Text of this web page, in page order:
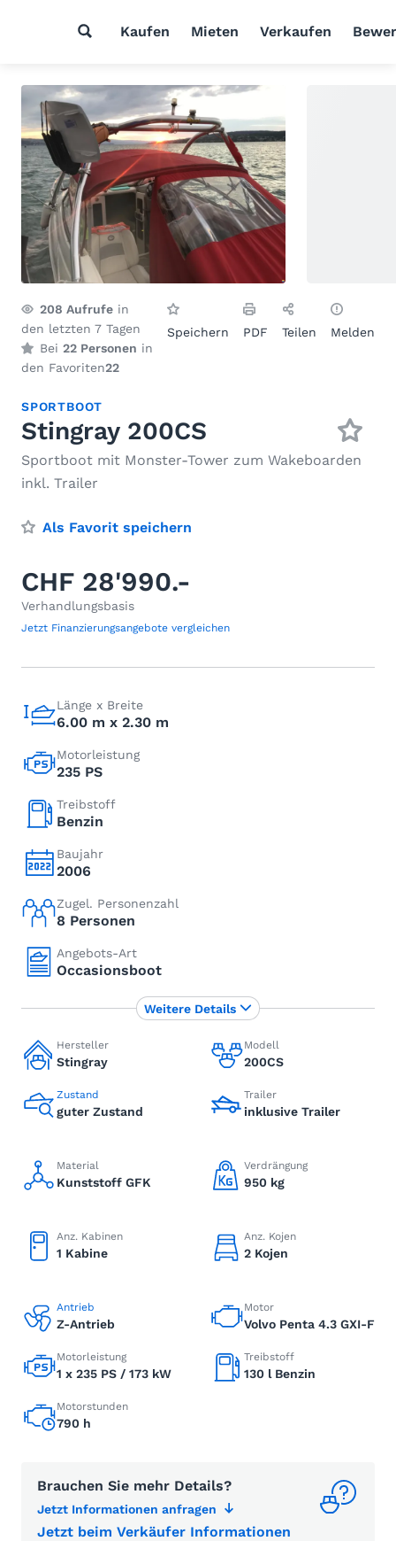
Kaufen Mieten Verkaufen
208 Aufrufe in
den letzten 7 Tagen
Bei 22 Personen in
den Favoriten22
Speichern PDF Teilen Melden
SPORTBOOT
Stingray 200CS
Sportboot mit Monster-Tower zum Wakeboarden
inkl. Trailer
Als Favorit speichern
CHF 28'990.-
Verhandlungsbasis
Jetzt Finanzierungsangebote vergleichen
Länge x Breite
6.00 m x 2.30 m
Motorleistung
235 PS
Treibstoff
Benzin
Baujahr
2006
Zugel. Personenzahl
8 Personen
Angebots-Art
Occasionsboot
Hersteller
Stingray
Modell
200CS
Zustand
guter Zustand
Trailer
inklusive Trailer
Material
Kunststoff GFK
Verdrängung
950 kg
Anz. Kabinen
1 Kabine
Anz. Kojen
2 Kojen
Antrieb
Z-Antrieb
Motor
Volvo Penta 4.3 GXI-F
Motorleistung
1 x 235 PS / 173 kW
Treibstoff
130 l Benzin
Motorstunden
790 h
Brauchen Sie mehr Details?
Jetzt Informationen anfragen
Jetzt beim Verkäufer Informationen
Weitere Details